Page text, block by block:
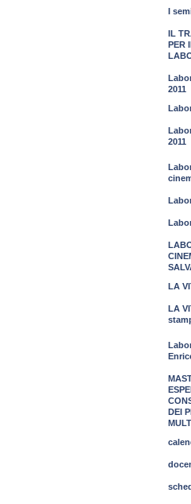
I
IL
PER
2011
2011
LA
LA
DEI